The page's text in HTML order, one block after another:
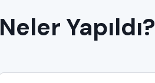
Neler Yapıldı?